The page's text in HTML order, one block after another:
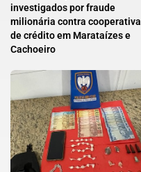
investigados por fraude
milionária contra cooperativa
de crédito em Marataízes e
Cachoeiro